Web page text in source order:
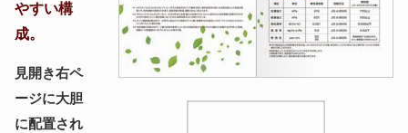
やすい構
成。
見開き右ペ
ージに大胆
に配置され